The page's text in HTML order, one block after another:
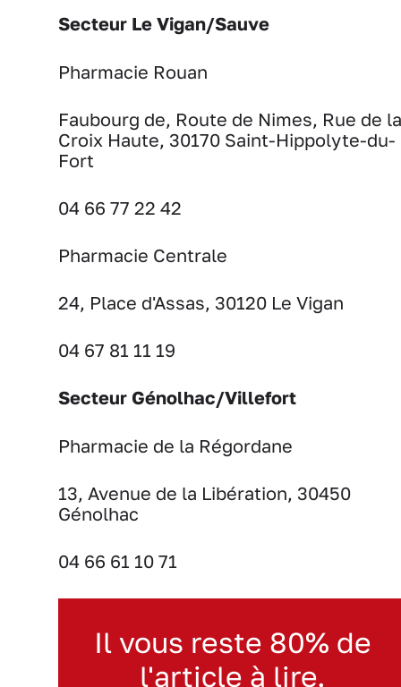
Secteur Le Vigan/Sauve
Pharmacie Rouan
Faubourg de, Route de Nimes, Rue de la
Croix Haute, 30170 Saint-Hippolyte-du-
Fort
04 66 77 22 42
Pharmacie Centrale
24, Place d'Assas, 30120 Le Vigan
04 67 81 11 19
Secteur Génolhac/Villefort
Pharmacie de la Régordane
13, Avenue de la Libération, 30450
Génolhac
04 66 61 10 71
Il vous reste 80% de
l'article à lire.